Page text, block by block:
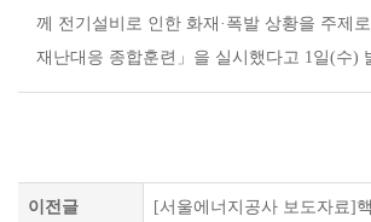
께 전기설비로 인한 화재·폭발 상황을 주제
재난대응 종합훈련」을 실시했다고 1일(수)
이전글